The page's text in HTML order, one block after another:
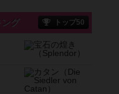
グ トップ50